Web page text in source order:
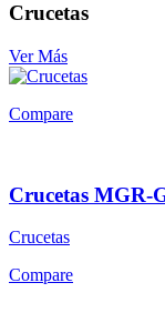
Crucetas
Ver Más
Compare
Crucetas MGR-
Crucetas
Compare